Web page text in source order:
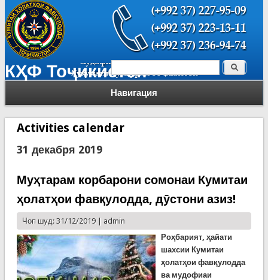
КҲФ Тоҷикистон
Навигация
Форма поиска Поиск
Activities calendar
31 декабря 2019
Муҳтарам корбарони сомонаи Кумитаи
ҳолатҳои фавқулодда, дӯстони азиз!
Чоп шуд: 31/12/2019 | admin
Роҳбарият, ҳайати
шахсии Кумитаи
ҳолатҳои фавқулодда
ва мудофиаи